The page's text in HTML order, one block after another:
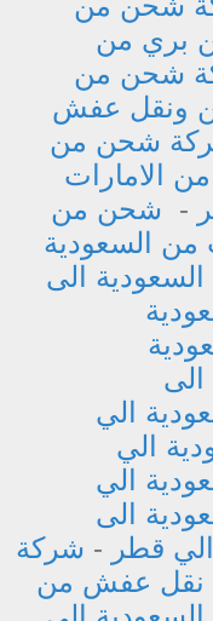
بري من
شحن من
ونقل عفش
شحن من
الامارات
- شحن من
السعودية
الى
الي
الي
الي
الى
قطر - شركة
نقل عفش من